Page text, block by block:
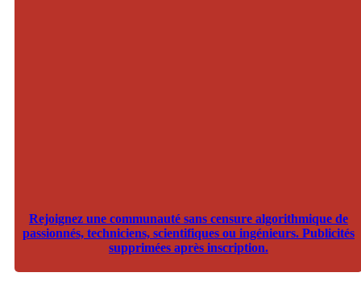
Rejoignez une communauté sans censure algorithmique de
passionnés, techniciens, scientifiques ou ingénieurs. Publicités
supprimées après inscription.